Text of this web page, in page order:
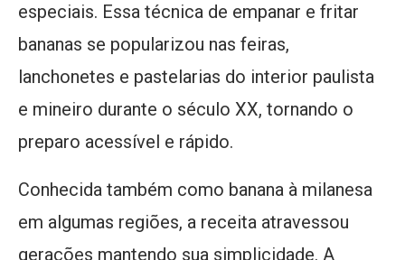
especiais. Essa técnica de empanar e fritar
bananas se popularizou nas feiras,
lanchonetes e pastelarias do interior paulista
e mineiro durante o século XX, tornando o
preparo acessível e rápido.
Conhecida também como banana à milanesa
em algumas regiões, a receita atravessou
gerações mantendo sua simplicidade. A